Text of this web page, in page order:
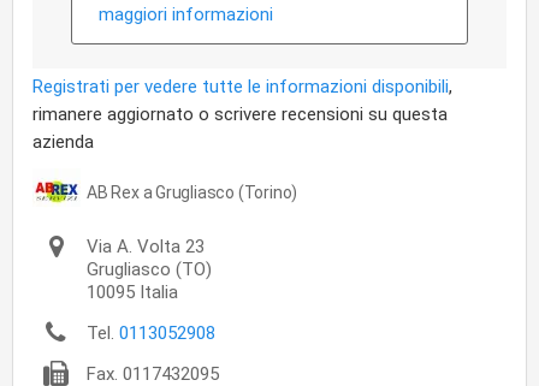
maggiori informazioni
Registrati per vedere tutte le informazioni disponibili,
rimanere aggiornato o scrivere recensioni su questa
azienda
AB Rex a Grugliasco (Torino)
Via A. Volta 23
Grugliasco (TO)
10095 Italia
Tel. 0113052908
Fax. 0117432095